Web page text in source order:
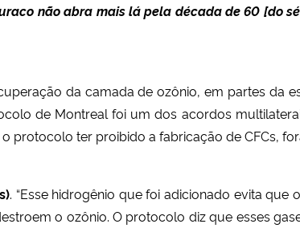
não abra mais lá pela década de 60 [do
da camada de ozônio, em partes da
de Montreal foi um dos acordos
protocolo ter proibido a fabricação de CFCs,
. “Esse hidrogênio que foi adicionado evita
o ozônio. O protocolo diz que esses